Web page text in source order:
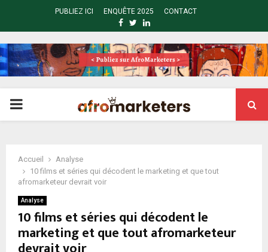
PUBLIEZ ICI ENQUÊTE 2025 CONTACT
FACEBOOK
TWITTER
LINKEDIN
PRIMARY
Accueil
Analyse
10 films et séries qui décodent le marketing et que tout
afromarketeur devrait voir
Analyse
10 films et séries qui décodent le
marketing et que tout afromarketeur